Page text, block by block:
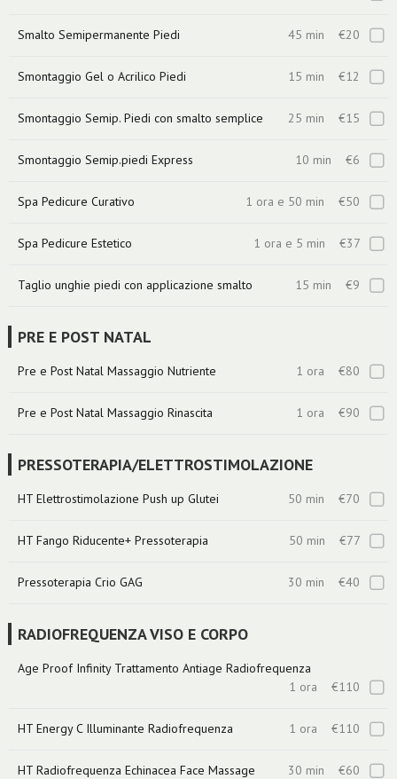
Smalto Semipermanente Piedi 45 min €20
Smontaggio Gel o Acrilico Piedi 15 min €12
Smontaggio Semip. Piedi con smalto semplice 25 min €15
Smontaggio Semip.piedi Express 10 min €6
Spa Pedicure Curativo 1 ora e 50 min €50
Spa Pedicure Estetico 1 ora e 5 min €37
Taglio unghie piedi con applicazione smalto 15 min €9
PRE E POST NATAL
Pre e Post Natal Massaggio Nutriente 1 ora €80
Pre e Post Natal Massaggio Rinascita 1 ora €90
PRESSOTERAPIA/ELETTROSTIMOLAZIONE
HT Elettrostimolazione Push up Glutei 50 min €70
HT Fango Riducente+ Pressoterapia 50 min €77
Pressoterapia Crio GAG 30 min €40
RADIOFREQUENZA VISO E CORPO
Age Proof Infinity Trattamento Antiage Radiofrequenza
1 ora €110
HT Energy C Illuminante Radiofrequenza 1 ora €110
HT Radiofrequenza Echinacea Face Massage 30 min €60